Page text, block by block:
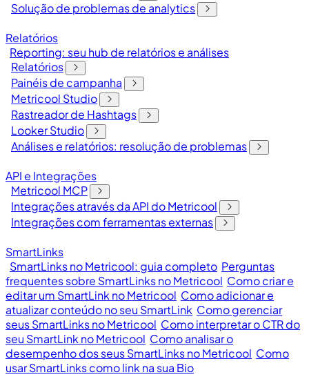
Solução de problemas de analytics
Relatórios
Reporting: seu hub de relatórios e análises
Relatórios
Painéis de campanha
Metricool Studio
Rastreador de Hashtags
Looker Studio
Análises e relatórios: resolução de problemas
API e Integrações
Metricool MCP
Integrações através da API do Metricool
Integrações com ferramentas externas
SmartLinks
SmartLinks no Metricool: guia completo Perguntas
frequentes sobre SmartLinks no Metricool Como criar e
editar um SmartLink no Metricool Como adicionar e
atualizar conteúdo no seu SmartLink Como gerenciar
seus SmartLinks no Metricool Como interpretar o CTR do
seu SmartLink no Metricool Como analisar o
desempenho dos seus SmartLinks no Metricool Como
usar SmartLinks como link na sua Bio